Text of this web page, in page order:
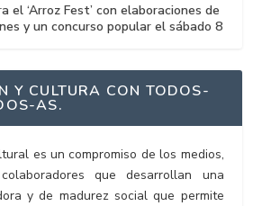
el ‘Arroz Fest’ con elaboraciones de
y un concurso popular el sábado 8
Y CULTURA CON TODOS-
AS.
es un compromiso de los medios,
que desarrollan una
y de madurez social que permite